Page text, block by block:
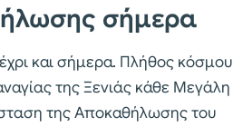
σήμερα
και σήμερα. Πλήθος
της Ξενιάς κάθε Μεγάλη
της Αποκαθήλωσης του